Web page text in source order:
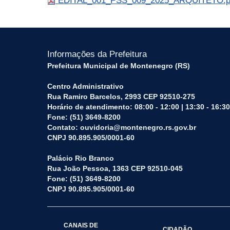
Informações da Prefeitura
Prefeitura Municipal de Montenegro (RS)
Centro Administrativo
Rua Ramiro Barcelos, 2993 CEP 92510-275
Horário de atendimento: 08:00 - 12:00 | 13:30 - 16:30
Fone: (51) 3649-8200
Contato: ouvidoria@montenegro.rs.gov.br
CNPJ 90.895.905/0001-60
Palácio Rio Branco
Rua João Pessoa, 1363 CEP 92510-045
Fone: (51) 3649-8200
CNPJ 90.895.905/0001-60
CANAIS DE